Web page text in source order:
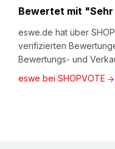
Bewertet mit
eswe.de hat über
verifizierten
Bewertungs- und
eswe bei SHOPVOTE